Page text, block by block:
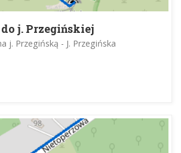
j. Przegińskiej
j. Przegińską - J. Przegińska